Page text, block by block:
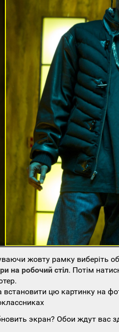
жовту рамку виберіть
на робочий стіл. Потім
цю картинку на
экран? Обои ждут вас